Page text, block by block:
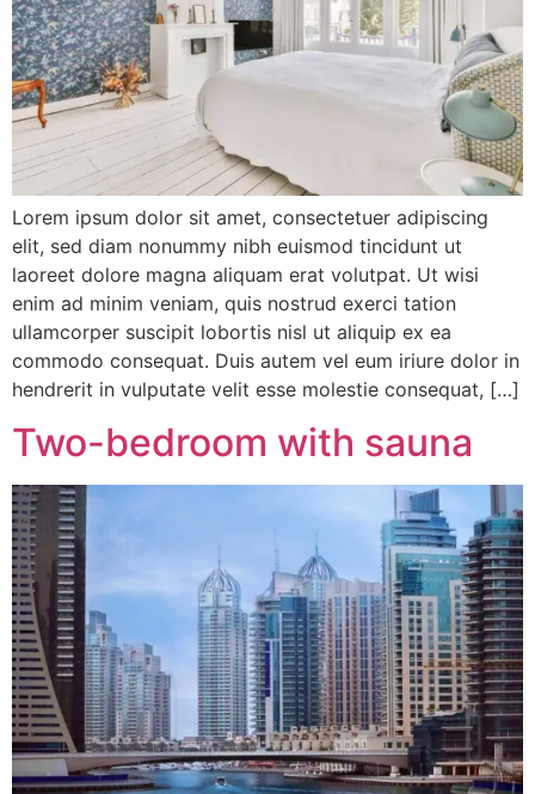
Lorem ipsum dolor sit amet, consectetuer adipiscing
elit, sed diam nonummy nibh euismod tincidunt ut
laoreet dolore magna aliquam erat volutpat. Ut wisi
enim ad minim veniam, quis nostrud exerci tation
ullamcorper suscipit lobortis nisl ut aliquip ex ea
commodo consequat. Duis autem vel eum iriure dolor in
hendrerit in vulputate velit esse molestie consequat, […]
Two-bedroom with sauna